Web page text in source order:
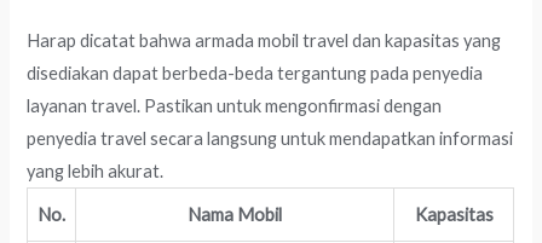
Harap dicatat bahwa armada mobil travel dan kapasitas yang
disediakan dapat berbeda-beda tergantung pada penyedia
layanan travel. Pastikan untuk mengonfirmasi dengan
penyedia travel secara langsung untuk mendapatkan informasi
yang lebih akurat.
No. Nama Mobil Kapasitas